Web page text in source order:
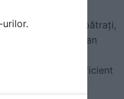
12.000 de metri pătrați,
pune în prim-plan
emoțional și
funcțional și eficient